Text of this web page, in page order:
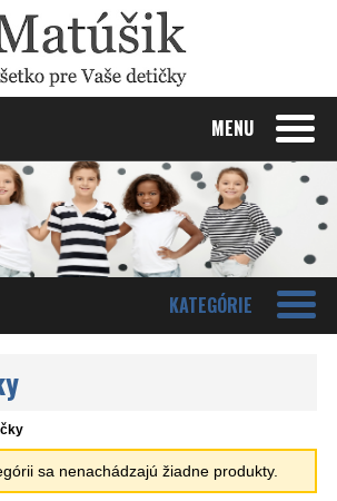
MENU
KATEGÓRIE
sa nenachádzajú žiadne produkty.